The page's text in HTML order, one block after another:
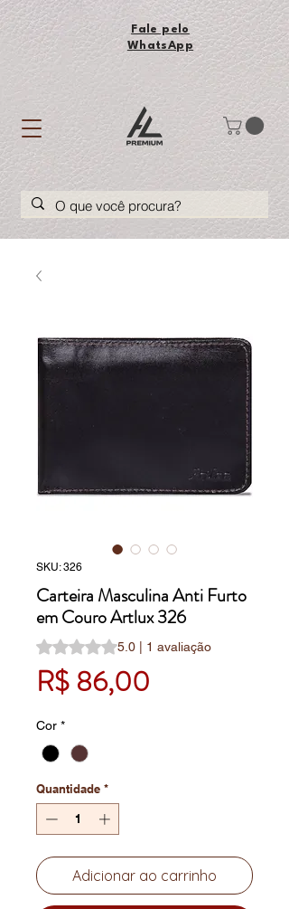
Fale pelo
WhatsApp
SKU: 326
Carteira Masculina Anti Furto
em Couro Artlux 326
A classificação é 5.0 de 5 estrelas
5.0 | 1 avaliação
R$ 86,00
Cor *
Quantidade *
Adicionar ao carrinho